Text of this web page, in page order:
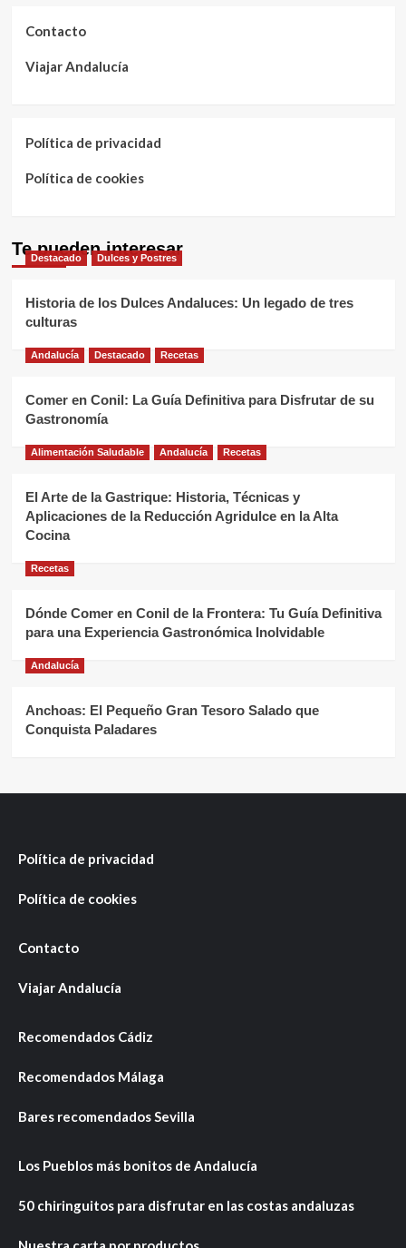
Contacto
Viajar Andalucía
Política de privacidad
Política de cookies
Te pueden interesar
Destacado Dulces y Postres
Historia de los Dulces Andaluces: Un legado de tres
culturas
Andalucía Destacado Recetas
Comer en Conil: La Guía Definitiva para Disfrutar de su
Gastronomía
Alimentación Saludable Andalucía Recetas
El Arte de la Gastrique: Historia, Técnicas y
Aplicaciones de la Reducción Agridulce en la Alta
Cocina
Recetas
Dónde Comer en Conil de la Frontera: Tu Guía Definitiva
para una Experiencia Gastronómica Inolvidable
Andalucía
Anchoas: El Pequeño Gran Tesoro Salado que
Conquista Paladares
Política de privacidad
Política de cookies
Contacto
Viajar Andalucía
Recomendados Cádiz
Recomendados Málaga
Bares recomendados Sevilla
Los Pueblos más bonitos de Andalucía
50 chiringuitos para disfrutar en las costas andaluzas